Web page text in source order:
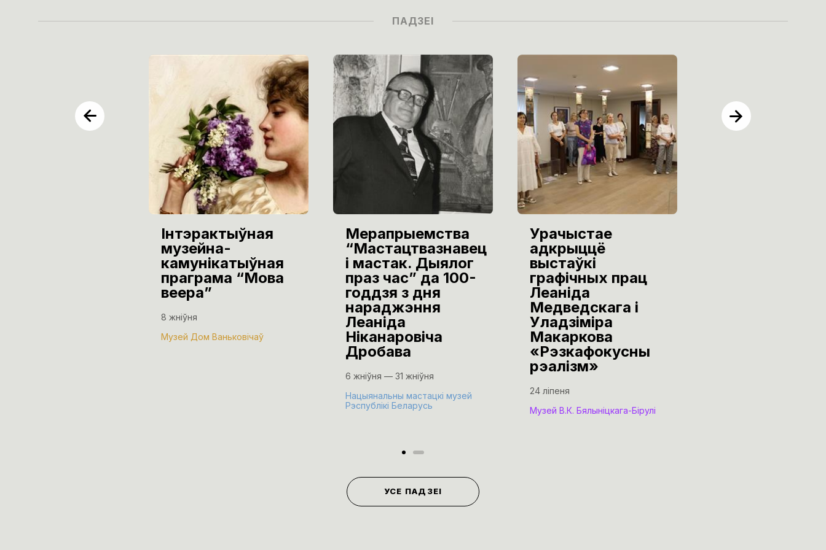
ПАДЗЕІ
Інтэрактыўная
музейна-
камунікатыўная
праграма “Мова
веера”
8 жніўня
Музей Дом Ваньковічаў
Мерапрыемства
“Мастацтвазнавец
і мастак. Дыялог
праз час” да 100-
годдзя з дня
нараджэння
Леаніда
Ніканаровіча
Дробава
6 жніўня — 31 жніўня
Нацыянальны мастацкі музей
Рэспублікі Беларусь
Урачыстае
адкрыццё
выстаўкі
графічных прац
Леаніда
Медведскага і
Уладзіміра
Макаркова
«Рэзкафокусны
рэалізм»
24 ліпеня
Музей В.К. Бялыніцкага-Бірулі
УСЕ ПАДЗЕІ